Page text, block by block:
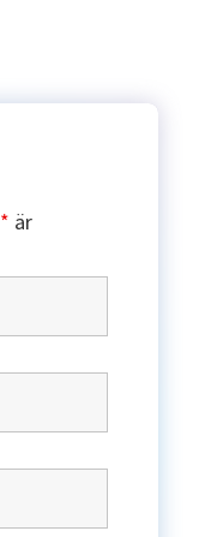
* är